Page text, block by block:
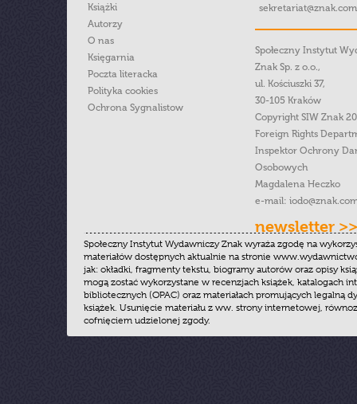
Książki
Autorzy
O nas
Księgarnia
Poczta literacka
Polityka cookies
Ochrona Sygnalistow
Społeczny Instytut
Znak Sp. z o.o.,
ul. Kościuszki 37,
30-105 Kraków
Copyright SIW Znak
Foreign Rights
Inspektor Ochrony
Osobowych
Magdalena Heczko
e-mail:
newsletter >>
Społeczny Instytut Wydawniczy Znak wyraża zgodę na
materiałów dostępnych aktualnie na stronie
jak: okładki, fragmenty tekstu, biogramy autorów oraz opisy
mogą zostać wykorzystane w recenzjach książek, katalogach
bibliotecznych (OPAC) oraz materiałach promujących legalną
książek. Usunięcie materiału z ww. strony internetowej,
cofnięciem udzielonej zgody.